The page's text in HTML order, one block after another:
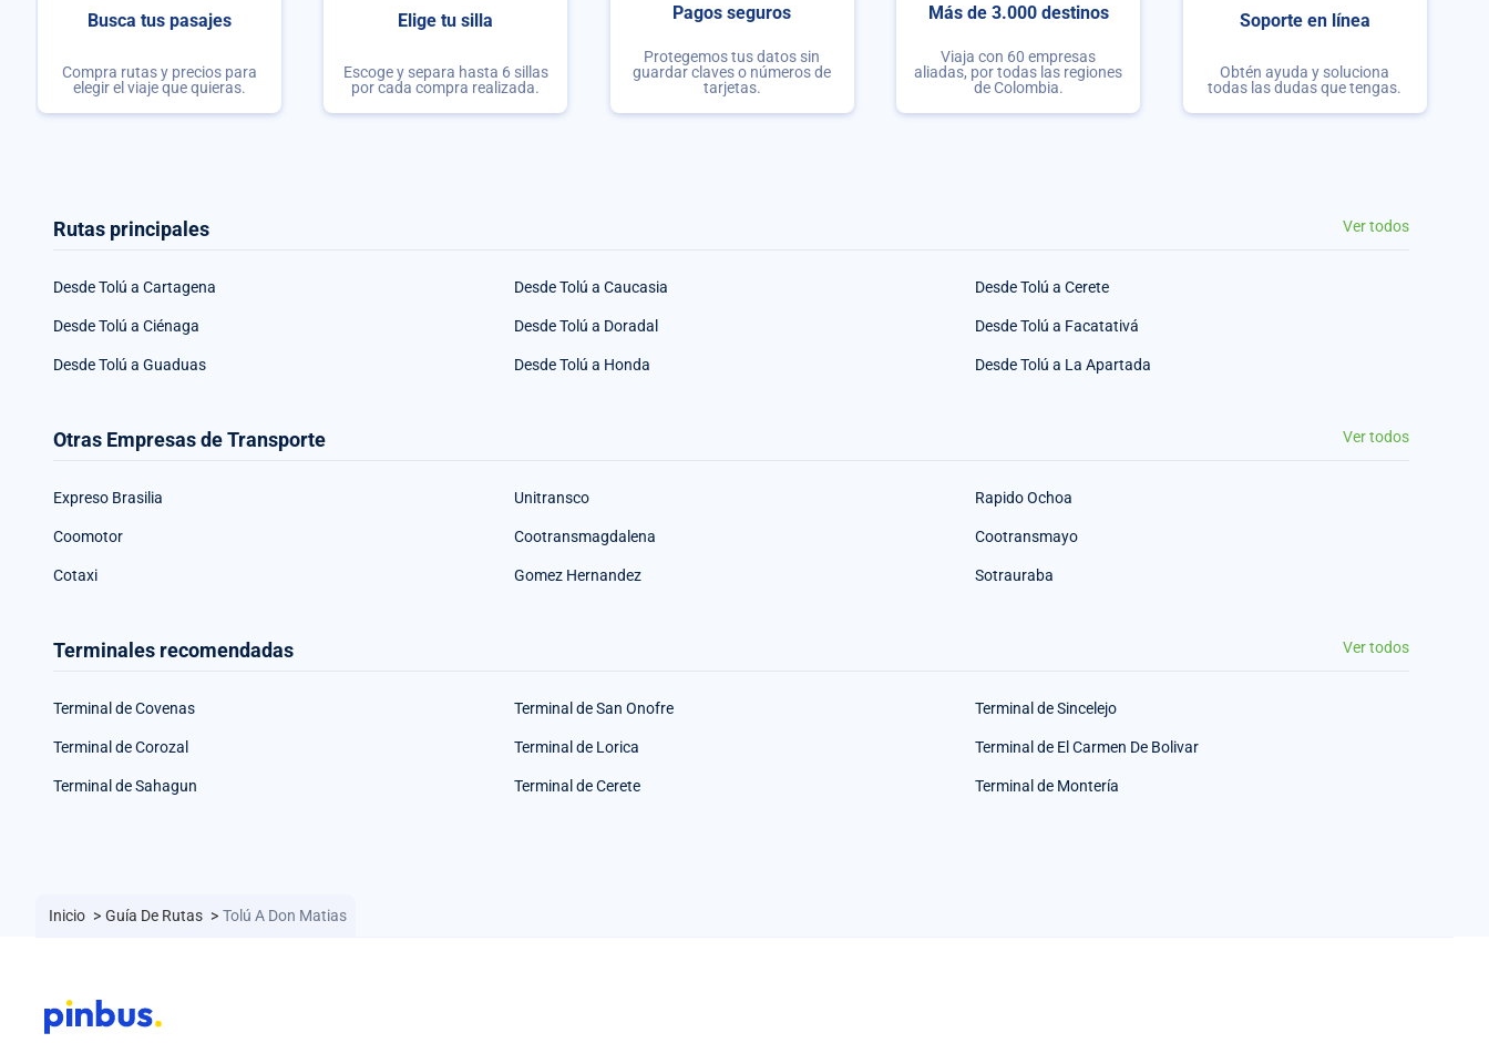
Busca tus pasajes
Compra rutas y precios para
elegir el viaje que quieras.
Elige tu silla
Escoge y separa hasta 6 sillas
por cada compra realizada.
Pagos seguros
Protegemos tus datos sin
guardar claves o números de
tarjetas.
Más de 3.000 destinos
Viaja con 60 empresas
aliadas, por todas las regiones
de Colombia.
Soporte en línea
Obtén ayuda y soluciona
todas las dudas que tengas.
Rutas principales Ver todos
Desde Tolú a Cartagena Desde Tolú a Caucasia Desde Tolú a Cerete
Desde Tolú a Ciénaga Desde Tolú a Doradal Desde Tolú a Facatativá
Desde Tolú a Guaduas Desde Tolú a Honda Desde Tolú a La Apartada
Otras Empresas de Transporte Ver todos
Expreso Brasilia Unitransco Rapido Ochoa
Coomotor Cootransmagdalena Cootransmayo
Cotaxi Gomez Hernandez Sotrauraba
Terminales recomendadas Ver todos
Terminal de Covenas Terminal de San Onofre Terminal de Sincelejo
Terminal de Corozal Terminal de Lorica Terminal de El Carmen De Bolivar
Terminal de Sahagun Terminal de Cerete Terminal de Montería
Inicio > Guía De Rutas > Tolú A Don Matias